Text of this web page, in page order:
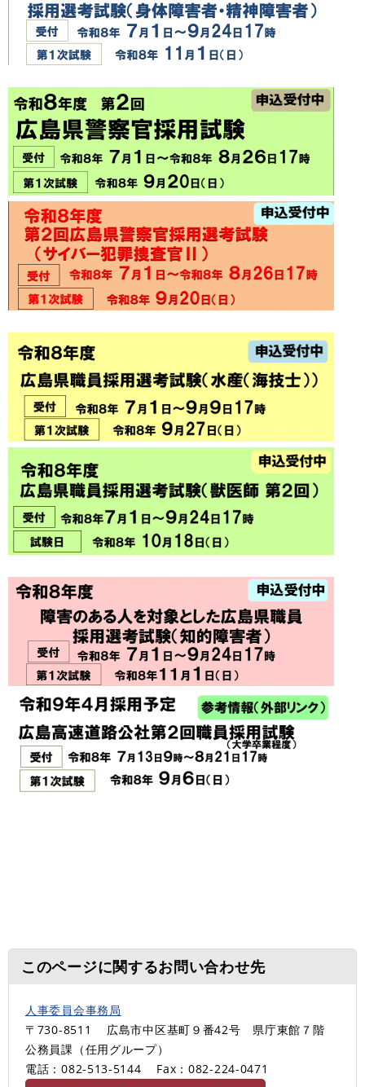
このページに関するお問い合わせ先
人事委員会事務局
〒730-8511
広島市中区基町９番42号 県庁東館７階
公務員課（任用グループ）
電話：082-513-5144
Fax：082-224-0471